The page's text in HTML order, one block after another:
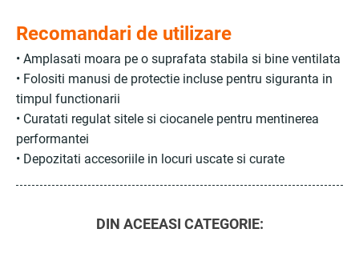
Recomandari de utilizare
• Amplasati moara pe o suprafata stabila si bine ventilata
• Folositi manusi de protectie incluse pentru siguranta in
timpul functionarii
• Curatati regulat sitele si ciocanele pentru mentinerea
performantei
• Depozitati accesoriile in locuri uscate si curate
DIN ACEEASI CATEGORIE: